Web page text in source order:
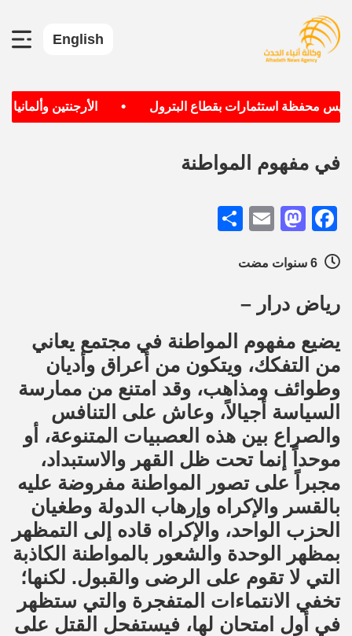
English
محفظة استثمارات بقطاع البترول الأرجنتين وألمانيا
في مفهوم المواطنة
Facebook
Mastodon
Email
رياض درار –
يضيع مفهوم المواطنة في مجتمع يعاني
من التفكك، ويتكون من أعراق وأديان
وطوائف ومذاهب، وقد امتنع من ممارسة
السياسة أجيالاً، وعاش على التنافس
والصراع بين هذه العصبيات المتنوعة، أو
موحداً إنما تحت ظل القهر والاستبداد،
مجبراً على تصور المواطنة مفروضة عليه
بالقسر والإكراه وإرهاب الدولة وطغيان
الحزب الواحد، والإكراه قاده إلى التمظهر
بمظهر الوحدة والشعور بالمواطنة الكاذبة
التي لا تقوم على الرضى والقبول. لكنها؛
تخفي الانتماءات المتفجرة والتي ستظهر
في أول امتحان لها، فيستفحل القتل على